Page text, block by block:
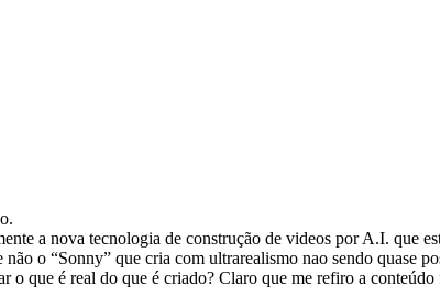
a nova tecnologia de construção de videos por A.I. que
não o “Sonny” que cria com ultrarealismo nao sendo
o que é real do que é criado? Claro que me refiro a